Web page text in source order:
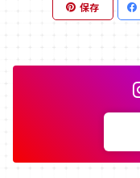
保存